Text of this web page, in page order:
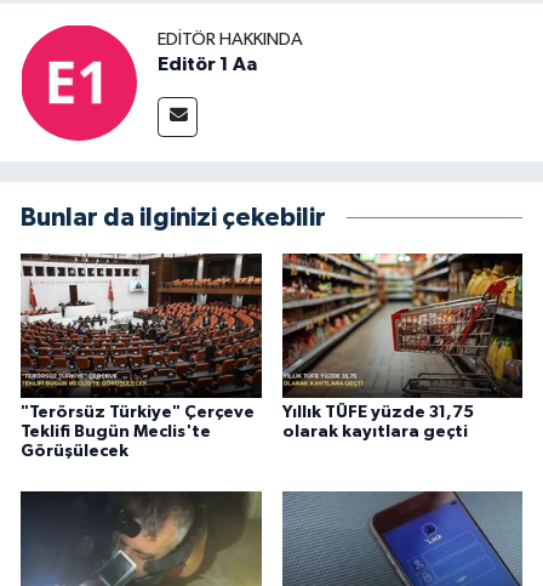
EDITÖR HAKKINDA
Editör 1 Aa
Bunlar da ilginizi çekebilir
"Terörsüz Türkiye" Çerçeve
Teklifi Bugün Meclis'te
Görüşülecek
Yıllık TÜFE yüzde 31,75
olarak kayıtlara geçti